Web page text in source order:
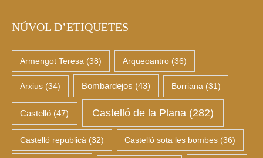
NÚVOL D’ETIQUETES
Armengot Teresa (38) Arqueoantro(36)
Arxius(34) Bombardejos (43) Borriana (31)
Castelló (47) Castelló de la Plana (282)
Castelló republicà (32) Castelló sota les bombes (36)